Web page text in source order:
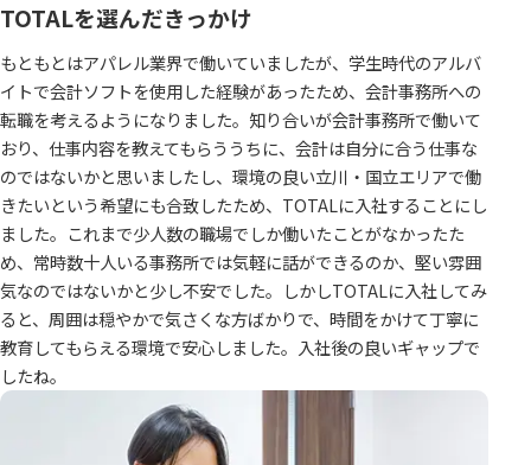
TOTALを選んだきっかけ
もともとはアパレル業界で働いていましたが、学生時代のアルバ
イトで会計ソフトを使用した経験があったため、会計事務所への
転職を考えるようになりました。知り合いが会計事務所で働いて
おり、仕事内容を教えてもらううちに、会計は自分に合う仕事な
のではないかと思いましたし、環境の良い立川・国立エリアで働
きたいという希望にも合致したため、TOTALに入社することにし
ました。これまで少人数の職場でしか働いたことがなかったた
め、常時数十人いる事務所では気軽に話ができるのか、堅い雰囲
気なのではないかと少し不安でした。しかしTOTALに入社してみ
ると、周囲は穏やかで気さくな方ばかりで、時間をかけて丁寧に
教育してもらえる環境で安心しました。入社後の良いギャップで
したね。